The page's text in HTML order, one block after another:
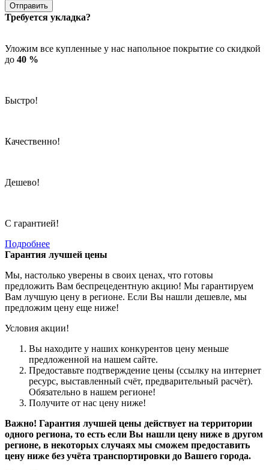
Отправить
Требуется укладка?
Уложим все купленные у нас напольное покрытие со скидкой
до 40 %
Быстро!
Качественно!
Дешево!
С гарантией!
Подробнее
Гарантия лучшей цены
Мы, настолько уверены в своих ценах, что готовы
предложить Вам беспрецедентную акцию! Мы гарантируем
Вам лучшую цену в регионе. Если Вы нашли дешевле, мы
предложим цену еще ниже!
Условия акции!
Вы находите у наших конкурентов цену меньше
предложенной на нашем сайте.
Предоставьте подтверждение цены (ссылку на интернет
ресурс, выставленный счёт, предварительный расчёт).
Обязательно в нашем регионе!
Получите от нас цену ниже!
Важно! Гарантия лучшей цены действует на территории
одного региона, то есть если Вы нашли цену ниже в другом
регионе, в некоторых случаях мы сможем предоставить
цену ниже без учёта транспортировки до Вашего города.